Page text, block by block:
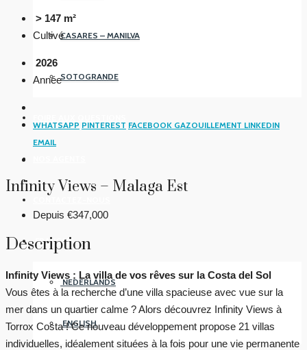
CASARES – MANILVA
SOTOGRANDE
FRANÇAIS
NEDERLANDS
ENGLISH
> 147 m²
Cultivé
2026
Année
WHATSAPP PINTEREST FACEBOOK GAZOUILLEMENT LINKEDIN
EMAIL
Infinity Views – Malaga Est
Depuis €347,000
Description
Infinity Views : La villa de vos rêves sur la Costa del Sol
Vous êtes à la recherche d’une villa spacieuse avec vue sur la
mer dans un quartier calme ? Alors découvrez Infinity Views à
Torrox Costa ! Ce nouveau développement propose 21 villas
individuelles, idéalement situées à la fois pour une vie permanente